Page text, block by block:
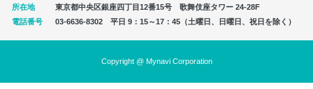
所在地
東京都中央区銀座四丁目12番15号 歌舞伎座タワー 24-28F
電話番号
03-6636-8302 平日 9：15～17：45（土曜日、日曜日、祝日を除く）
Copyright @ Mynavi Corporation